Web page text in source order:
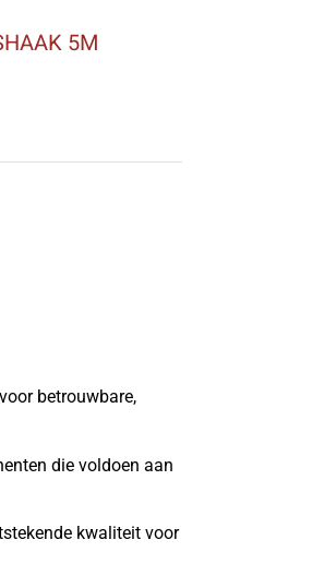
5M
betrouwbare,
die voldoen aan
kwaliteit voor